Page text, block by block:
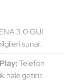
3.0 GUI
sunar.
Telefon
hale getirir.